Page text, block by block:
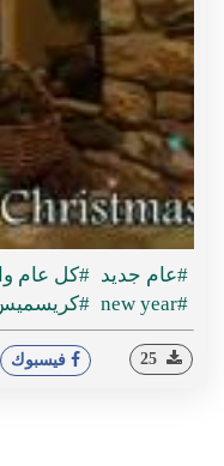
#عام جديد #كل عام
#new year
فيسبوك